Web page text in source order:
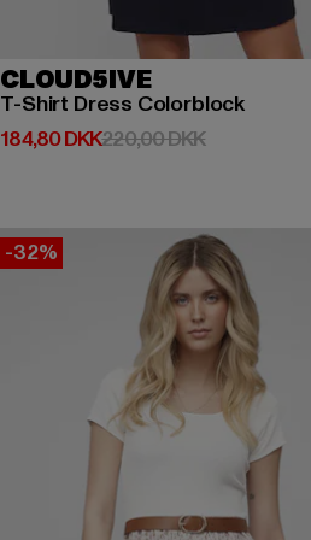
CLOUD5IVE
T-Shirt Dress Colorblock
184,80 DKK
Nuværende pris: 184,80 DKK
220,00 DKK
-32%